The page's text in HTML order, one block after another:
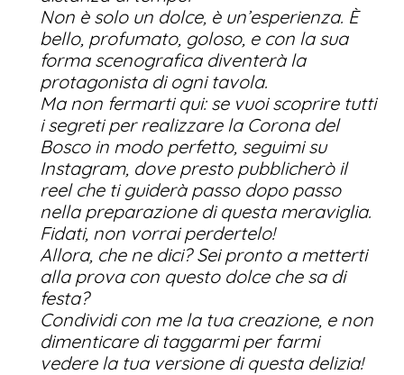
Non è solo un dolce, è un’esperienza. È
bello, profumato, goloso, e con la sua
forma scenografica diventerà la
protagonista di ogni tavola.
Ma non fermarti qui: se vuoi scoprire tutti
i segreti per realizzare la Corona del
Boscoin modo perfetto, seguimi su
Instagram, dove presto pubblicherò il
reel che ti guiderà passo dopo passo
nella preparazione di questa meraviglia.
Fidati, non vorrai perdertelo!
Allora, che ne dici? Sei pronto a metterti
alla prova con questo dolce che sa di
festa?
Condividi con me la tua creazione, e non
dimenticare di taggarmi per farmi
vedere la tua versione di questa delizia!